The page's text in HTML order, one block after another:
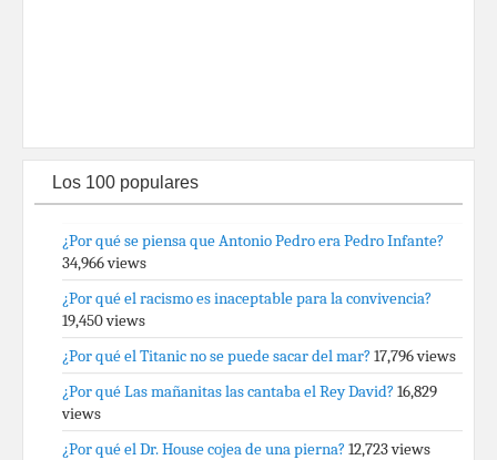
Los 100 populares
¿Por qué se piensa que Antonio Pedro era Pedro Infante?
34,966 views
¿Por qué el racismo es inaceptable para la convivencia?
19,450 views
¿Por qué el Titanic no se puede sacar del mar? 17,796 views
¿Por qué Las mañanitas las cantaba el Rey David? 16,829
views
¿Por qué el Dr. House cojea de una pierna? 12,723 views